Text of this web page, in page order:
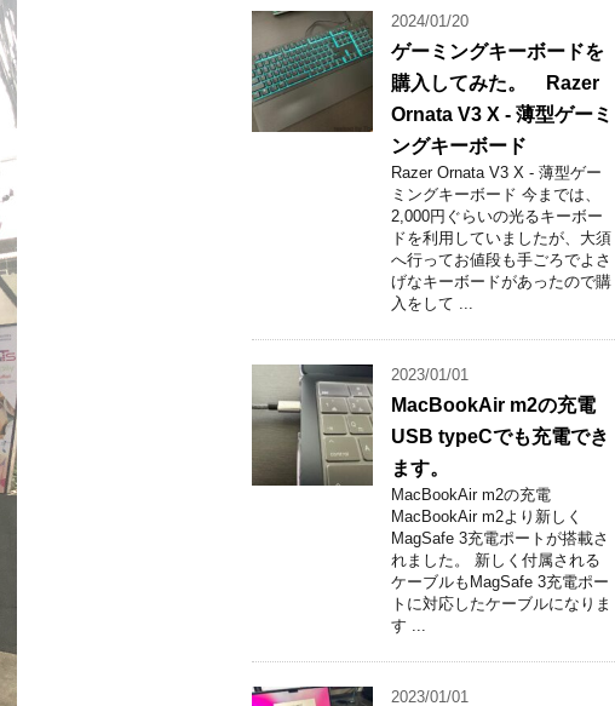
2024/01/20
ゲーミングキーボードを
購入してみた。 Razer
Ornata V3 X - 薄型ゲーミ
ングキーボード
Razer Ornata V3 X - 薄型ゲー
ミングキーボード 今までは、
2,000円ぐらいの光るキーボー
ドを利用していましたが、大須
へ行ってお値段も手ごろでよさ
げなキーボードがあったので購
入をして ...
2023/01/01
MacBookAir m2の充電
USB typeCでも充電でき
ます。
MacBookAir m2の充電
MacBookAir m2より新しく
MagSafe 3充電ポートが搭載さ
れました。 新しく付属される
ケーブルもMagSafe 3充電ポー
トに対応したケーブルになりま
す ...
2023/01/01